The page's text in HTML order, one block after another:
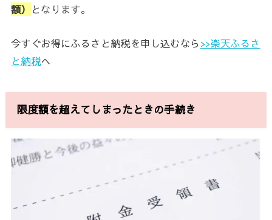
額） となります。
今すぐお得にふるさと納税を申し込むなら >>楽天ふるさ
と納税へ
限度額を超えてしまったときの手続き